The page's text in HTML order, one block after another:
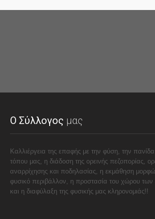
Ο Σύλλογος μας
Καλλιέργεια της επαφής με την φύση, την
τόπου μας, η διάδοση της ορεινής πεζοπορίας,
αναρρίχησης και ποδηλασίας, η εκμάθηση
φυσικό περιβάλλον, η προστασία του χώρου
και η διαφύλαξη της φυσικής μας κληρονομιάς!!